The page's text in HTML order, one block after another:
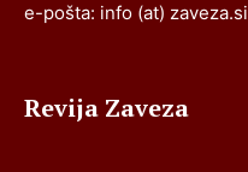
e-pošta: info (at) zaveza.si
Revija Zaveza